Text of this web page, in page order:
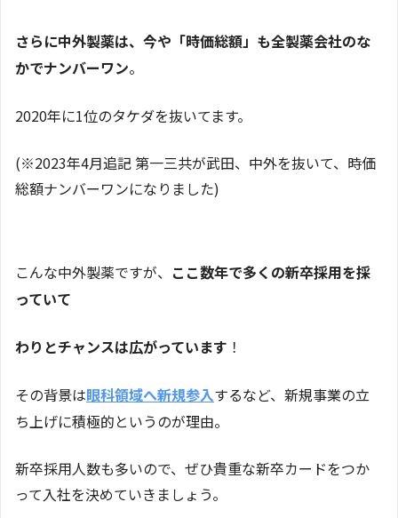
さらに中外製薬は、今や「時価総額」も全製薬会社のな
かでナンバーワン。
2020年に1位のタケダを抜いてます。
(※2023年4月追記 第一三共が武田、中外を抜いて、時価
総額ナンバーワンになりました)
こんな中外製薬ですが、 ここ数年で多くの新卒採用を採
っていて
わりとチャンスは広がっています ！
その背景は眼科領域へ新規参入するなど、新規事業の立
ち上げに積極的というのが理由。
新卒採用人数も多いので、ぜひ貴重な新卒カードをつか
って入社を決めていきましょう。